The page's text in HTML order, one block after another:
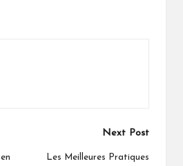
Next Post
Les Meilleures Pratiques